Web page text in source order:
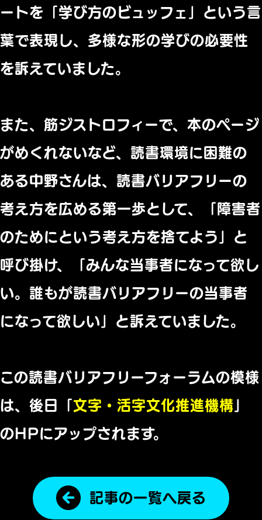
ートを「学び方のビュッフェ」という言
葉で表現し、 多様な形の学びの必要性
を訴えていました。
また、筋ジストロフィーで、本のページ
がめくれないなど、読書環境に困難の
ある中野さんは、読書バリアフリーの
考え方を広める第一歩として、「障害者
のためにという考え方を捨てよう」と
呼び掛け、「みんな当事者になって欲し
い。誰もが読書バリアフリーの当事者
になって欲しい」 と訴えていました。
この読書バリアフリーフォーラムの模様
は、後日「文字・活字文化推進機構
のHPにアップされます。
記事の一覧へ戻る